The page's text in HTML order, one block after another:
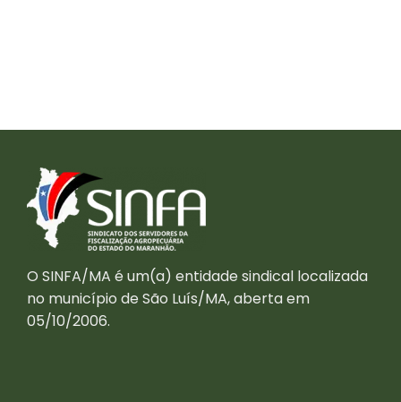
O SINFA/MA é um(a) entidade sindical localizada
no município de São Luís/MA, aberta em
05/10/2006.